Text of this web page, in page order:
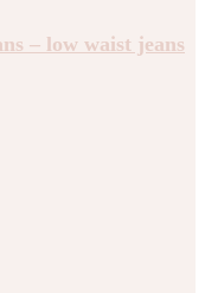
– low waist jeans